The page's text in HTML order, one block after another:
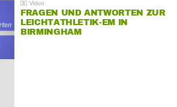
FRAGEN UND ANTWORTEN ZUR
LEICHTATHLETIK-EM IN
BIRMINGHAM